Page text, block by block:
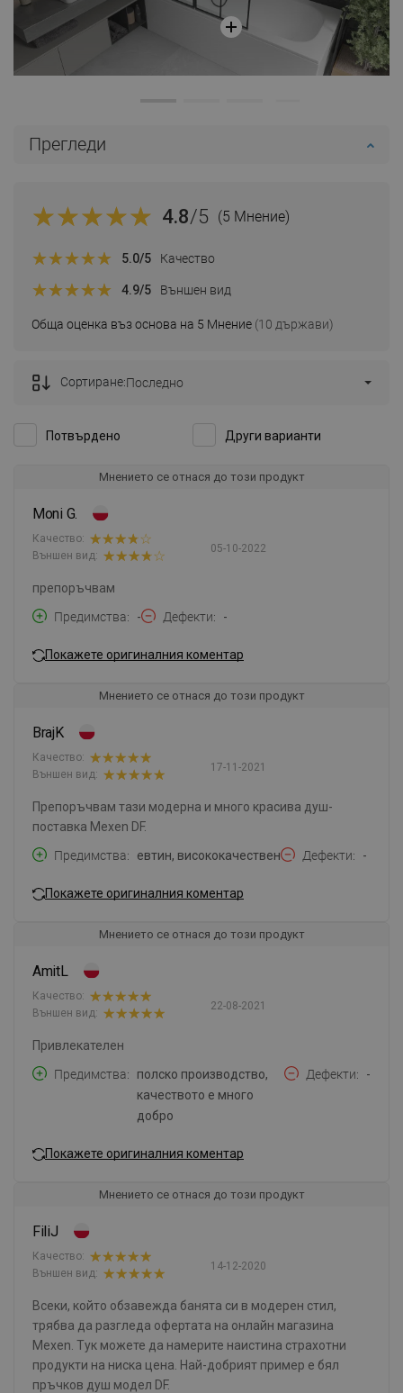
Прегледи
4.8/5 (5 Мнение)
Обща оценка въз основа на 5 Мнение (10 държави)
5.0/5 Качество
4.9/5 Външен вид
Потвърдено Други варианти
Сортиране:Последно
Мнението се отнася до този продукт
Moni G.
05-10-2022
Качество:
Външен вид:
препоръчвам
Предимства
- Дефекти -
Покажете оригиналния коментар
Мнението се отнася до този продукт
BrajK
17-11-2021
Качество:
Външен вид:
Препоръчвам тази модерна и много красива душ-
поставка Mexen DF.
Предимства
евтин, висококачествен Дефекти -
Покажете оригиналния коментар
Мнението се отнася до този продукт
AmitL
22-08-2021
Качество:
Външен вид:
Привлекателен
Предимства
полско производство,
качеството е много
добро
Дефекти -
Покажете оригиналния коментар
Мнението се отнася до този продукт
FiliJ
14-12-2020
Качество:
Външен вид:
Всеки, който обзавежда банята си в модерен стил,
трябва да разгледа офертата на онлайн магазина
Mexen. Тук можете да намерите наистина страхотни
продукти на ниска цена. Най-добрият пример е бял
пръчков душ модел DF.